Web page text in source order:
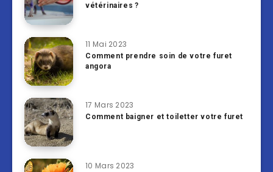
vétérinaires ?
11 Mai 2023
Comment prendre soin de votre furet
angora
17 Mars 2023
Comment baigner et toiletter votre furet
10 Mars 2023